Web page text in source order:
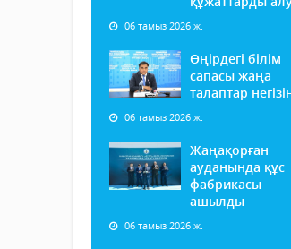
06 тамыз 2026 ж.
Өңірдегі білім
сапасы жаңа
талаптар
06 тамыз 2026 ж.
Жаңақорған
ауданында құс
фабрикасы
ашылды
06 тамыз 2026 ж.